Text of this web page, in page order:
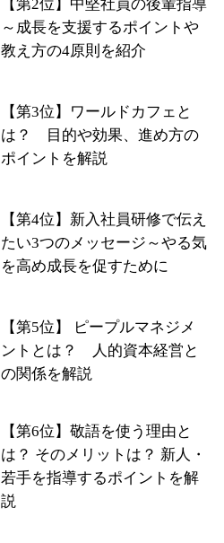
【第2位】中堅社員の後輩指導
～成長を支援するポイントや
教え方の4原則を紹介
【第3位】ワールドカフェと
は？ 目的や効果、進め方の
ポイントを解説
【第4位】新入社員研修で伝え
たい3つのメッセージ～やる気
を高め成長を促すために
【第5位】 ピープルマネジメ
ントとは？ 人的資本経営と
の関係を解説
【第6位】敬語を使う理由と
は？ そのメリットは？ 新人・
若手を指導するポイントを解
説